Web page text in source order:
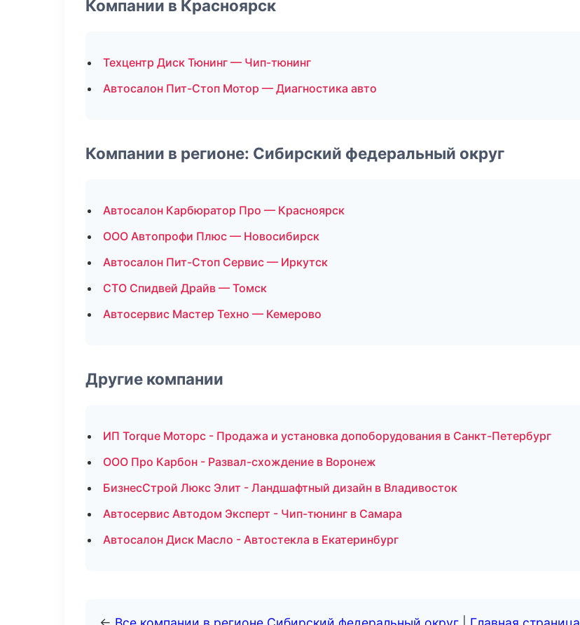
Компании в Красноярск
Техцентр Диск Тюнинг — Чип-тюнинг
Автосалон Пит-Стоп Мотор — Диагностика авто
Компании в регионе: Сибирский федеральный округ
Автосалон Карбюратор Про — Красноярск
ООО Автопрофи Плюс — Новосибирск
Автосалон Пит-Стоп Сервис — Иркутск
СТО Спидвей Драйв — Томск
Автосервис Мастер Техно — Кемерово
Другие компании
ИП Torque Моторс - Продажа и установка допоборудования в Санкт-Петербург
ООО Про Карбон - Развал-схождение в Воронеж
БизнесСтрой Люкс Элит - Ландшафтный дизайн в Владивосток
Автосервис Автодом Эксперт - Чип-тюнинг в Самара
Автосалон Диск Масло - Автостекла в Екатеринбург